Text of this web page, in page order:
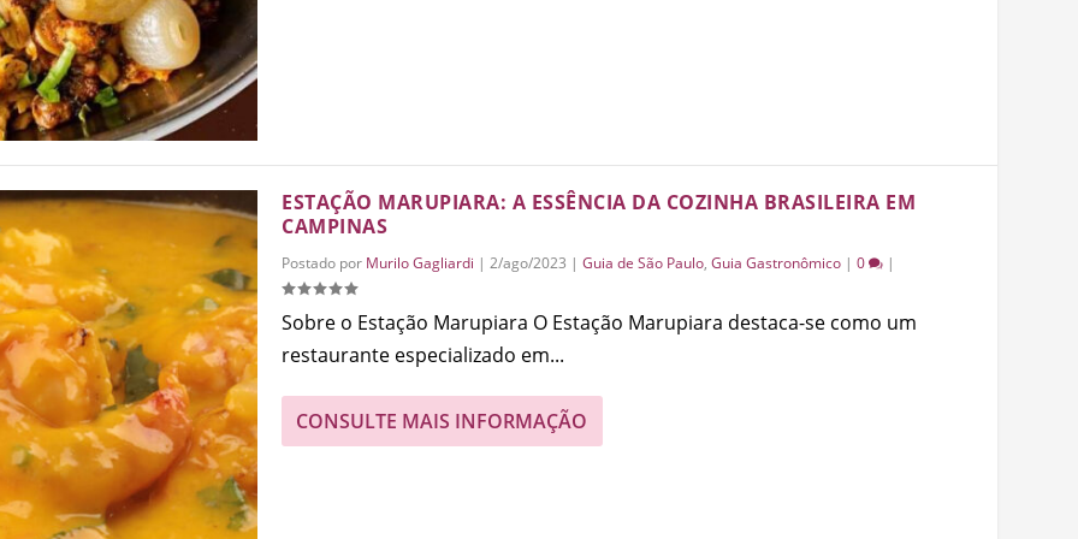
ESTAÇÃO MARUPIARA: A ESSÊNCIA DA COZINHA BRASILEIRA EM
CAMPINAS
Postado por Murilo Gagliardi | 2/ago/2023 | Guia de São Paulo, Guia Gastronômico | 0 |
Sobre o Estação Marupiara O Estação Marupiara destaca-se como um
restaurante especializado em...
CONSULTE MAIS INFORMAÇÃO